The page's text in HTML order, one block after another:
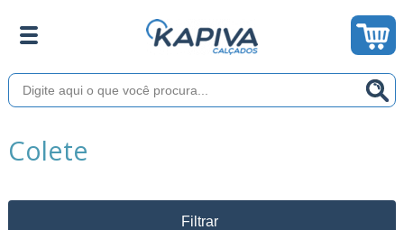
Colete
Filtrar